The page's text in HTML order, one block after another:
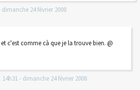
dimanche 24février 2008
c'est comme cà que je la trouve bien. @
14h31- dimanche 24février 2008